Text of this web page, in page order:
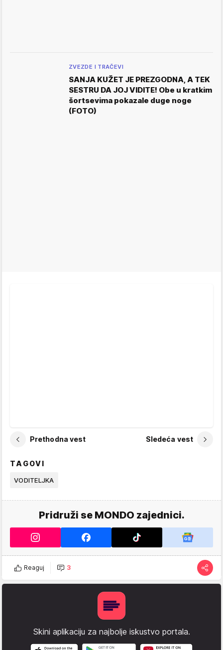
ZVEZDE I TRAČEVI
SANJA KUŽET JE PREZGODNA, A TEK
SESTRU DA JOJ VIDITE! Obe u kratkim
šortsevima pokazale duge noge
(FOTO)
Prethodna vest Sledeća vest
TAGOVI
VODITELJKA
Pridruži se MONDO zajednici.
Reaguj 3
Skini aplikaciju za najbolje iskustvo portala.